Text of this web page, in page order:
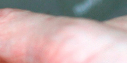
çağırılıb, yenisi təyin olunub